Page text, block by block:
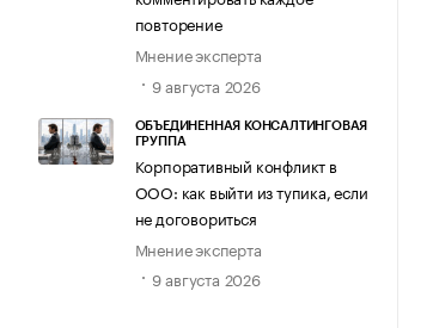
повторение
Мнение эксперта
9 августа 2026
ОБЪЕДИНЕННАЯ КОНСАЛТИНГОВАЯ
ГРУППА
Корпоративный конфликт в
ООО: как выйти из тупика, если
не договориться
Мнение эксперта
9 августа 2026